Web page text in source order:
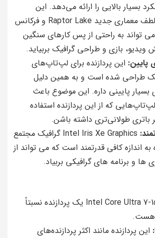
بسیار بالایی را ارائه می‌دهد. این
پردازنده به لطف معماری جدید Raptor Lake و فرکانس
می تواند به راحتی از پس کارهای سنگین
ویدیو، بازی و طراحی گرافیک بربیاید.
پایین: این پردازنده برای لپ‌تاپ‌های
طراحی شده است و به همین دلیل
پایینی داره. این موضوع باعث
که از این پردازنده استفاده
باتری طولانی‌تری داشته باشن.
Intel Iris Xe Graphics گرافیک مجتمع
به اندازه کافی قدرتمند است که می تواند از
ها و برنامه های گرافیکی بربیاد.
Intel Core Ultra 7-155U یک پردازنده نسبتاً
هست.
این پردازنده مانند اکثر پردازنده‌های